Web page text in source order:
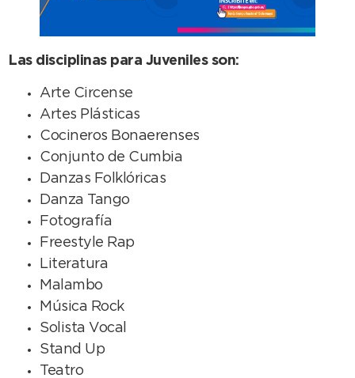
Las disciplinas para Juveniles son:
Arte Circense
Artes Plásticas
Cocineros Bonaerenses
Conjunto de Cumbia
Danzas Folklóricas
Danza Tango
Fotografía
Freestyle Rap
Literatura
Malambo
Música Rock
Solista Vocal
Stand Up
Teatro